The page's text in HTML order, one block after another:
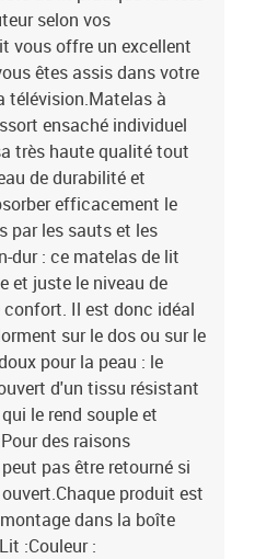
selon vos
vous offre un excellent
êtes assis dans votre
télévision.Matelas à
ensaché individuel
très haute qualité tout
de durabilité et
efficacement le
par les sauts et les
dur : ce matelas de lit
et juste le niveau de
Il est donc idéal
sur le dos ou sur le
pour la peau : le
d'un tissu résistant
le rend souple et
des raisons
pas être retourné si
produit est
dans la boîte
:Couleur :